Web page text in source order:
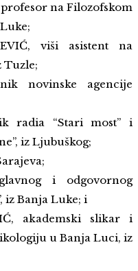
na Filozofskom
viši asistent na
Tuzle;
novinske agencije
radia “Stari most” i
iz Ljubuškog;
i odgovornog
iz Banja Luke; i
akademski slikar i
u Banja Luci, iz